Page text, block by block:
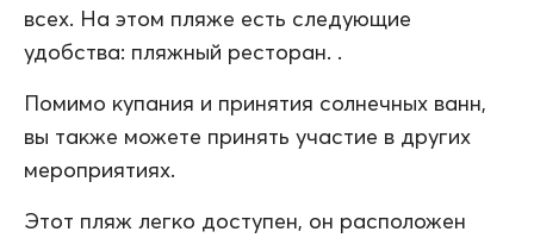
всех. На этом пляже есть следующие
удобства: пляжный ресторан. .
Помимо купания и принятия солнечных ванн,
вы также можете принять участие в других
мероприятиях.
Этот пляж легко доступен, он расположен